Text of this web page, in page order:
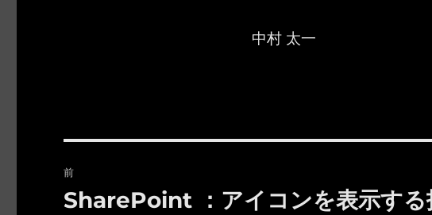
中村 太一
稿
前
前
SharePoint ：アイコンを表示する